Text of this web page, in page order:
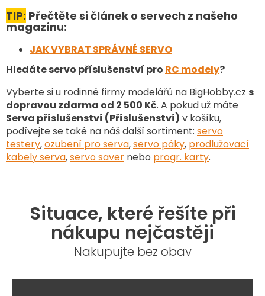
TIP: Přečtěte si článek o servech z našeho
magazínu:
JAK VYBRAT SPRÁVNÉ SERVO
Hledáte servo příslušenství pro RC modely?
Vyberte si u rodinné firmy modelářů na BigHobby.cz s
dopravou zdarma od 2 500 Kč. A pokud už máte
Serva příslušenství (Příslušenství) v košíku,
podívejte se také na náš další sortiment: servo
testery,ozubení pro serva,servo páky, prodlužovací
kabely serva,servo saver nebo progr. karty.
Situace, které řešíte při
nákupu nejčastěji
Nakupujte bez obav